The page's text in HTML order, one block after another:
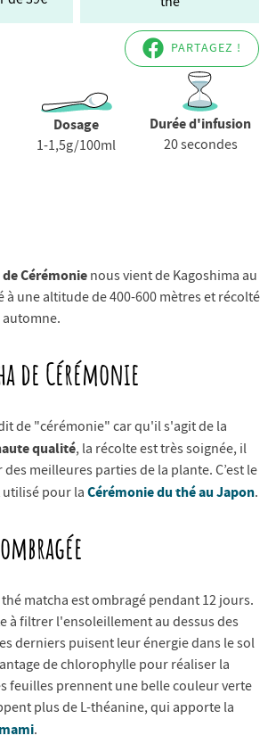
PARTAGEZ !
Dosage
1-1,5g/100ml
Durée d'infusion
20 secondes
Cérémonie nous vient de Kagoshima au
à une altitude de 400-600 mètres et récolté
de Cérémonie
de "cérémonie" car qu'il s'agit de la
qualité, la récolte est très soignée, il
meilleures parties de la plante. C’est le
pour la Cérémonie du thé au Japon.
matcha est ombragé pendant 12 jours.
à filtrer l'ensoleillement au dessus des
derniers puisent leur énergie dans le sol
de chlorophylle pour réaliser la
feuilles prennent une belle couleur verte
plus de L-théanine, qui apporte la
.